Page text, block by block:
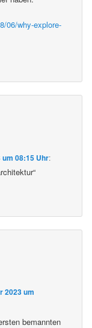
06/why-explore-
um 08:15 Uhr:
2023 um
bemannten